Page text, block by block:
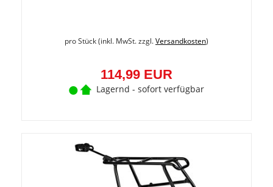
pro Stück (inkl. MwSt. zzgl.Versandkosten)
114,99 EUR
Lagernd - sofort verfügbar